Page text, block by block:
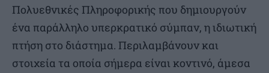
Πολυεθνικές Πληροφορικής που δημιουργούν
ένα παράλληλο υπερκρατικό σύμπαν, η ιδιωτική
πτήση στο διάστημα. Περιλαμβάνουν και
στοιχεία τα οποία σήμερα είναι κοντινό, άμεσα